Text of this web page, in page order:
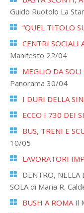
Guido Ruotolo La
“QUEL TITOLO
CENTRI SOCIALI
Manifesto 22/04
MEGLIO DA
Panorama 30/04
I DURI DELLA
ECCO I 730 DEI
BUS, TRENI E
10/05
LAVORATORI
DENTRO, NELLA
SOLA di Maria R.
BUSH A ROMAIl